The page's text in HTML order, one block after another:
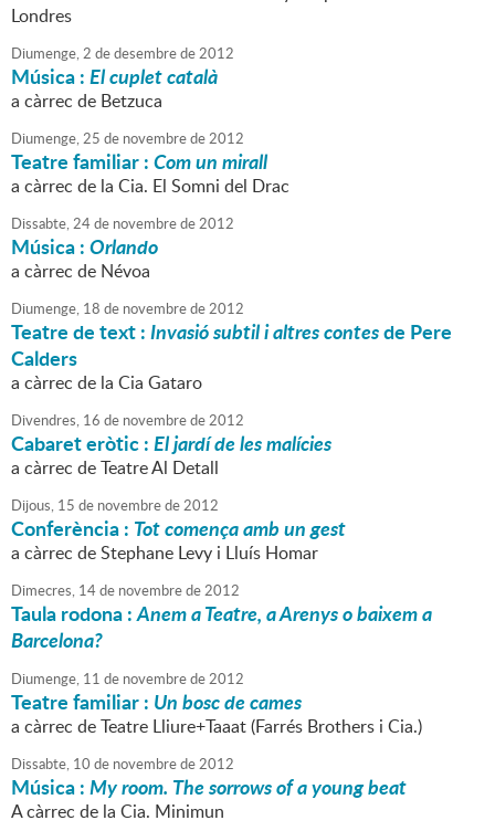
Londres
Diumenge,2 dedesembrede2012
Música :El cuplet català
a càrrec de Betzuca
Diumenge,25 de novembrede2012
Teatre familiar :Com un mirall
a càrrec de la Cia. El Somni del Drac
Dissabte,24de novembrede2012
Música :Orlando
a càrrec de Névoa
Diumenge, 18 de novembrede2012
Teatre de text :Invasió subtil i altres contesde Pere
Calders
a càrrec de la Cia Gataro
Divendres, 16 de novembrede2012
Cabaret eròtic :El jardí de les malícies
a càrrec de Teatre Al Detall
Dijous, 15 de novembrede2012
Conferència : Tot comença amb un gest
a càrrec de Stephane Levy i Lluís Homar
Dimecres, 14de novembrede2012
Taula rodona :Anem a Teatre, a Arenys o baixem a
Barcelona?
Diumenge, 11 de novembrede2012
Teatre familiar : Un bosc de cames
a càrrec de Teatre Lliure+Taaat (Farrés Brothers i Cia.)
Dissabte, 10 de novembrede2012
Música :My room. The sorrows of a young beat
A càrrec de la Cia. Minimun